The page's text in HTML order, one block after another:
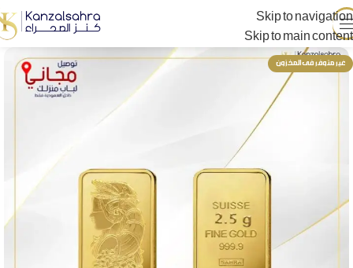
Skip to navigation
Skip to main content
غير متوفر فى المخزون